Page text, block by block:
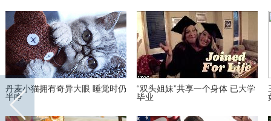
丹麦小猫拥有奇异大眼 睡觉时仍
半睁
“双头姐妹”共享一个身体 已大学
毕业